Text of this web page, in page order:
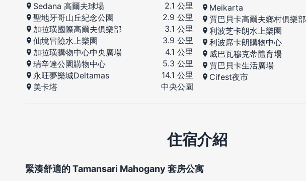
Sedana 高爾夫球場
2.1 公里
聖地牙哥山丘紀念公園
2.9 公里
加拉璜國際高爾夫俱樂部
3.1 公里
仙境冒險水上樂園
3.9 公里
加拉璜購物中心中央廣場
4.1 公里
瑞辛達公園購物中心
5.3 公里
永旺夢樂城Deltamas
14.1 公里
美卡塔
中央公園
Meikarta
賈巴貝卡高爾夫鄉村俱樂部
利波芝卡朗水上樂園
利波席卡朗購物中心
威巴瓦穆克蒂體育場
賈巴貝卡生活廣場
Cifest夜市
住宿介紹
緊湊舒適的 Tamansari Mahogany 套房公寓